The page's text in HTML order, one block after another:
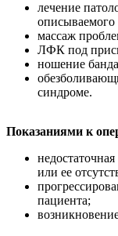
лечение
описываемого
массаж
ЛФК под
ношение
синдроме.
Показаниями к
или ее
пациента;